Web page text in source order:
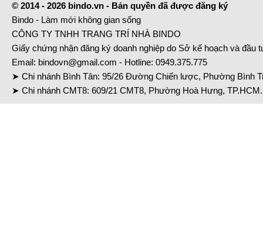
© 2014 - 2026 bindo.vn - Bản quyền đã được đăng ký
Bindo - Làm mới không gian sống
CÔNG TY TNHH TRANG TRÍ NHÀ BINDO
Giấy chứng nhận đăng ký doanh nghiệp do Sở kế hoạch và đầu
Email: bindovn@gmail.com - Hotline: 0949.375.775
➤ Chi nhánh Bình Tân: 95/26 Đường Chiến lược, Phường Bình
➤ Chi nhánh CMT8: 609/21 CMT8, Phường Hoà Hưng,